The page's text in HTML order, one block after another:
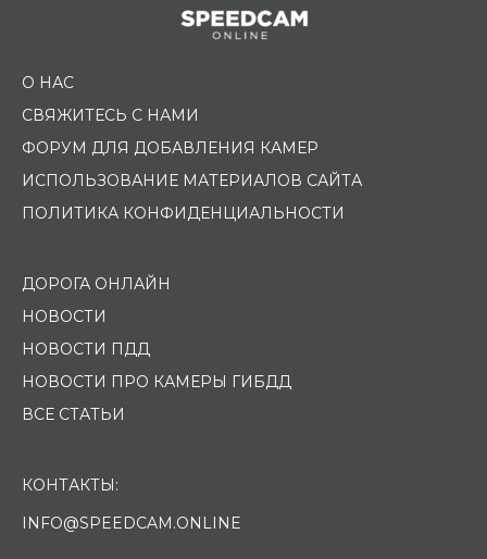
О НАС
СВЯЖИТЕСЬ С НАМИ
ФОРУМ ДЛЯ ДОБАВЛЕНИЯ КАМЕР
ИСПОЛЬЗОВАНИЕ МАТЕРИАЛОВ САЙТА
ПОЛИТИКА КОНФИДЕНЦИАЛЬНОСТИ
ДОРОГА ОНЛАЙН
НОВОСТИ
НОВОСТИ ПДД
НОВОСТИ ПРО КАМЕРЫ ГИБДД
ВСЕ СТАТЬИ
КОНТАКТЫ:
INFO@SPEEDCAM.ONLINE